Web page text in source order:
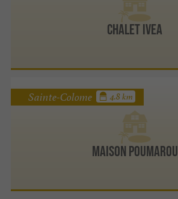
Chalet Ivea
Maison Poumarou
Sainte-Colome 4.8 km